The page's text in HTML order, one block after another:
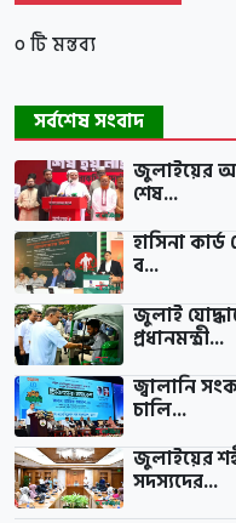
০ টি মন্তব্য
সর্বশেষ সংবাদ
জুলাইয়ের
শেষ...
হাসিনা
ব...
জুলাই
প্রধানমন্ত্রী...
জ্বালানি
চালি...
জুলাইয়ের
সদস্যদের...